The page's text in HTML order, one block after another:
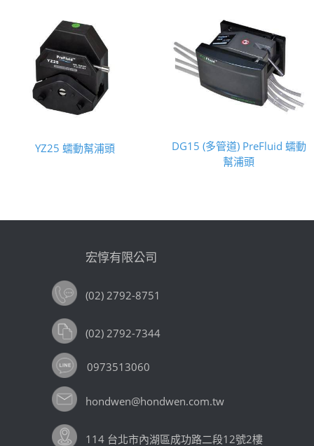
YZ25 蠕動幫浦頭
DG15 (多管道) PreFluid 蠕動
幫浦頭
宏惇有限公司
(02) 2792-8751
(02) 2792-7344
0973513060
hondwen@hondwen.com.tw
114 台北市內湖區成功路二段12號2樓